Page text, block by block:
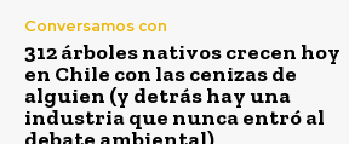
Conversamos con
312 árboles nativos crecen hoy
en Chile con las cenizas de
alguien (y detrás hay una
industria que nunca entró al